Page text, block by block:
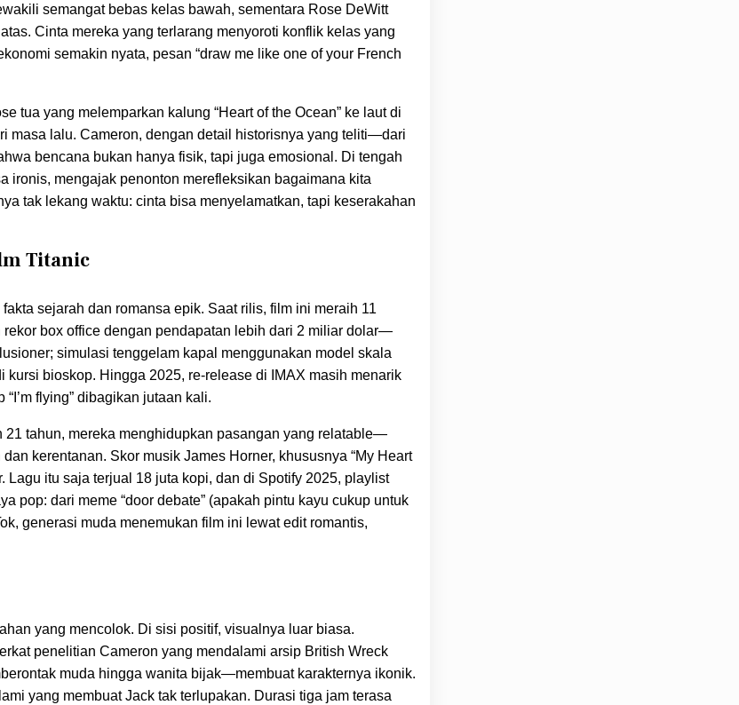
semangat bebas kelas bawah, sementara Rose DeWitt
Cinta mereka yang terlarang menyoroti konflik kelas yang
semakin nyata, pesan “draw me like one of your French
tua yang melemparkan kalung “Heart of the Ocean” ke laut di
masa lalu. Cameron, dengan detail historisnya yang teliti—dari
bencana bukan hanya fisik, tapi juga emosional. Di tengah
ironis, mengajak penonton merefleksikan bagaimana kita
tak lekang waktu: cinta bisa menyelamatkan, tapi keserakahan
Titanic
sejarah dan romansa epik. Saat rilis, film ini meraih 11
box office dengan pendapatan lebih dari 2 miliar dolar—
simulasi tenggelam kapal menggunakan model skala
bioskop. Hingga 2025, re-release di IMAX masih menarik
flying” dibagikan jutaan kali.
tahun, mereka menghidupkan pasangan yang relatable—
kerentanan. Skor musik James Horner, khususnya “My Heart
itu saja terjual 18 juta kopi, dan di Spotify 2025, playlist
pop: dari meme “door debate” (apakah pintu kayu cukup untuk
generasi muda menemukan film ini lewat edit romantis,
yang mencolok. Di sisi positif, visualnya luar biasa.
penelitian Cameron yang mendalami arsip British Wreck
muda hingga wanita bijak—membuat karakternya ikonik.
yang membuat Jack tak terlupakan. Durasi tiga jam terasa